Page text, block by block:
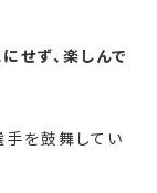
せず、楽しんで
手を鼓舞してい